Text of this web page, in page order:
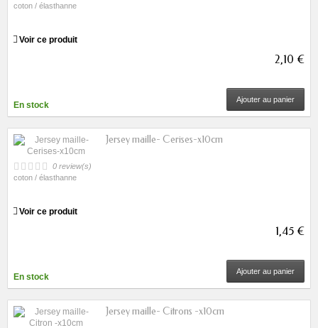
coton / élasthanne
Voir ce produit
2,10 €
En stock
Ajouter au panier
Jersey maille- Cerises-x10cm
0 review(s)
coton / élasthanne
Voir ce produit
1,45 €
En stock
Ajouter au panier
Jersey maille- Citrons -x10cm